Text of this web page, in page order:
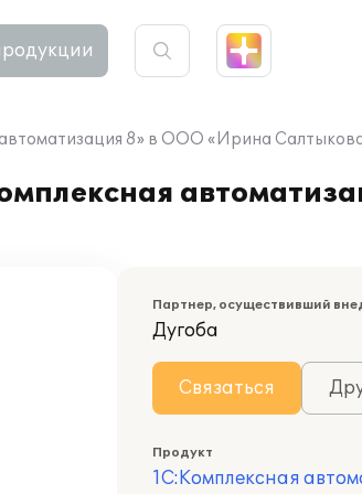
8» в ООО «Ирина
Партнер, осуществивший
Дугоба
Связаться
Продукт
1С:Комплексная